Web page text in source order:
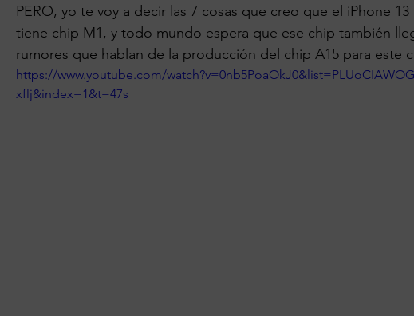
PERO, yo te voy a decir las 7 cosas que creo que el iPhone 13
tiene chip M1, y todo mundo espera que ese chip también
rumores que hablan de la producción del chip A15 para este
https://www.youtube.com/
xflj&index=1&t=47s